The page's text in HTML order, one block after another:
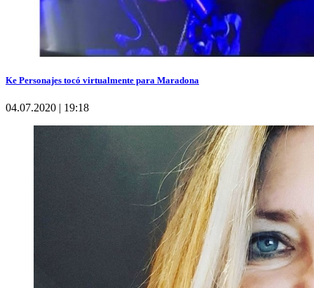
Ke Personajes tocó virtualmente para Maradona
04.07.2020 | 19:18